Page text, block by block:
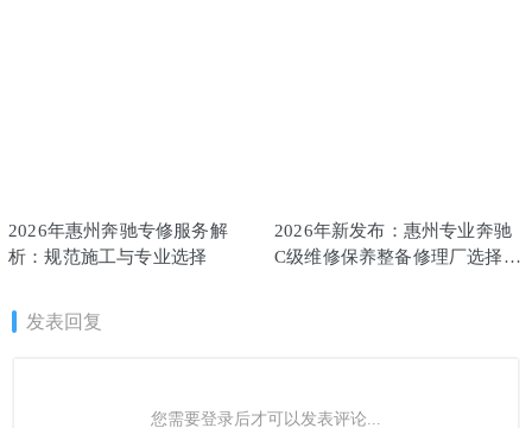
2026年惠州奔驰专修服务解
析：规范施工与专业选择
2026年新发布：惠州专业奔驰
C级维修保养整备修理厂选择指
发表回复
您需要登录后才可以发表评论...